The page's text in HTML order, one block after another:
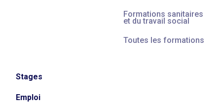
Formations sanitaires
et du travail social
Toutes les formations
Stages
Emploi